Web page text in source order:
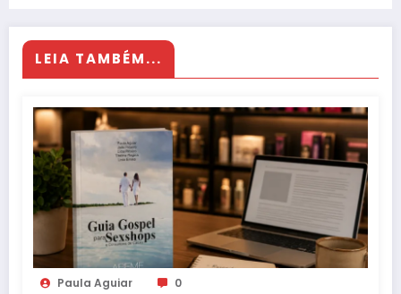
LEIA TAMBÉM...
Paula Aguiar 0